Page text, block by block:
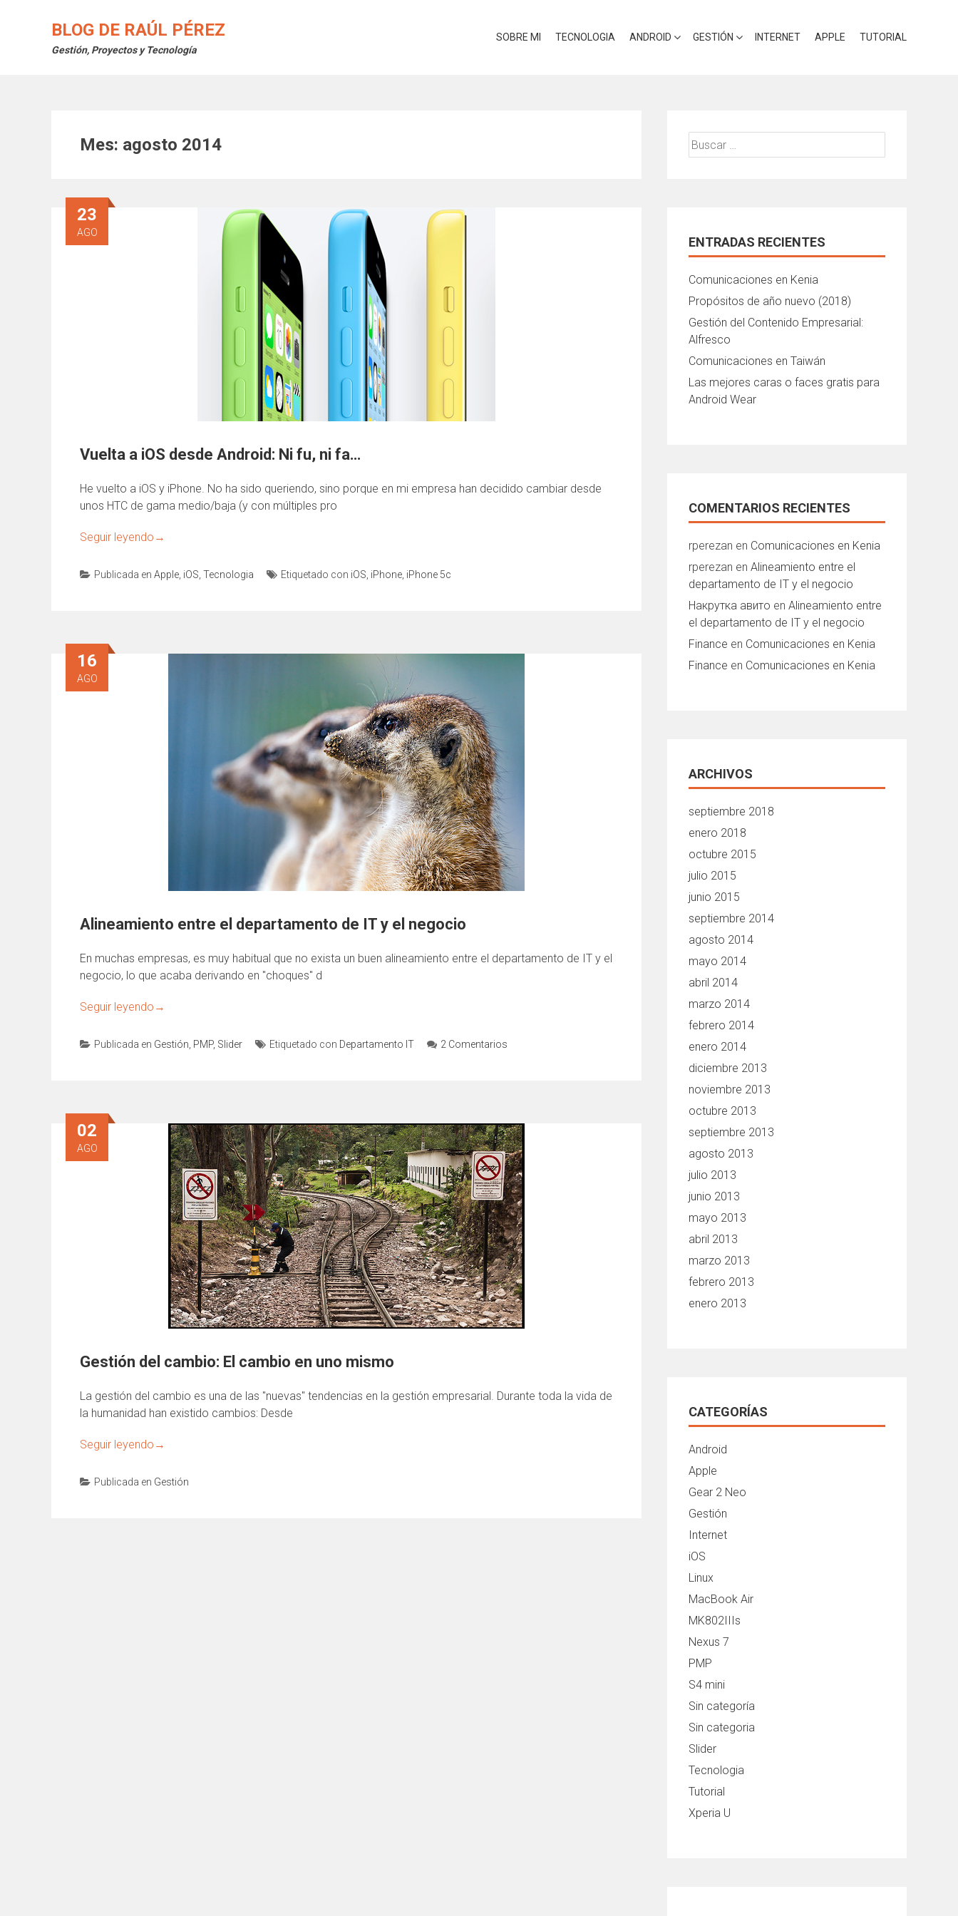
BLOG DE RAÚL PÉREZ
Gestión, Proyectos y Tecnología
SOBRE MI TECNOLOGIA ANDROID GESTIÓN INTERNET APPLE TUTORIAL
Mes: agosto 2014
23
AGO
Vuelta a iOS desde Android: Ni fu, ni fa…
He vuelto a iOS y iPhone. No ha sido queriendo, sino porque en mi empresa han decidido cambiar desde
unos HTC de gama medio/baja (y con múltiples pro
Seguir leyendo →
Publicada en Apple iOS Tecnologia Etiquetado con iOS iPhone iPhone 5c
16
AGO
Alineamiento entre el departamento de IT y el negocio
En muchas empresas, es muy habitual que no exista un buen alineamiento entre el departamento de IT y el
negocio, lo que acaba derivando en "choques" d
Seguir leyendo →
Publicada en Gestión PMP, Slider Etiquetado con Departamento IT 2 Comentarios
02
AGO
Gestión del cambio: El cambio en uno mismo
La gestión del cambio es una de las "nuevas" tendencias en la gestión empresarial. Durante toda la vida de
la humanidad han existido cambios: Desde
Seguir leyendo →
Publicada en Gestión
Buscar:
ENTRADAS RECIENTES
Comunicaciones en Kenia
Propósitos de año nuevo (2018)
Gestión del Contenido Empresarial:
Alfresco
Comunicaciones en Taiwán
Las mejores caras o faces gratis para
Android Wear
COMENTARIOS RECIENTES
rperezan en Comunicaciones en Kenia
rperezan en Alineamiento entre el
departamento de IT y el negocio
Накрутка авито en Alineamiento entre
el departamento de IT y el negocio
Finance en Comunicaciones en Kenia
Finance en Comunicaciones en Kenia
ARCHIVOS
septiembre 2018
enero 2018
octubre 2015
julio 2015
junio 2015
septiembre 2014
agosto 2014
mayo 2014
abril 2014
marzo 2014
febrero 2014
enero 2014
diciembre 2013
noviembre 2013
octubre 2013
septiembre 2013
agosto 2013
julio 2013
junio 2013
mayo 2013
abril 2013
marzo 2013
febrero 2013
enero 2013
CATEGORÍAS
Android
Apple
Gear 2 Neo
Gestión
Internet
iOS
Linux
MacBook Air
MK802IIIs
Nexus 7
PMP
S4 mini
Sin categoría
Sin categoria
Slider
Tecnologia
Tutorial
Xperia U